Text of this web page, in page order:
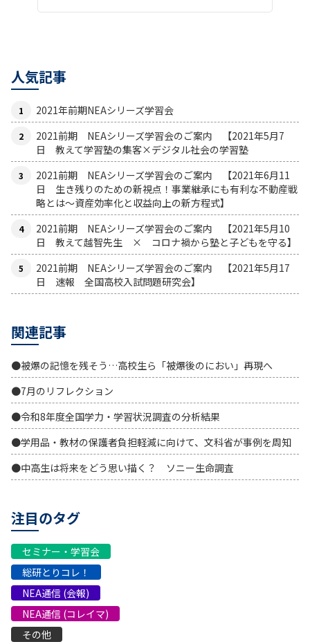
人気記事
2021年前期NEAシリーズ学習会
2021前期 NEAシリーズ学習会のご案内 【2021年5月7
日 教えて学習塾の集客×デジタル社会の学習塾
2021前期 NEAシリーズ学習会のご案内 【2021年6月11
日 生き残りのための新視点！事業継承にも有利な不動産戦
略とは〜資産効率化と収益向上の新方程式】
2021前期 NEAシリーズ学習会のご案内 【2021年5月10
日 教えて越智先生 × コロナ禍から塾と子どもを守る】
2021前期 NEAシリーズ学習会のご案内 【2021年5月17
日 速報 全国高校入試問題研究会】
関連記事
●被爆の記憶を残そう…高校生ら「被爆後のにおい」再現へ
●7月のリフレクション
●令和8年度全国学力・学習状況調査の分析結果
●学用品・教材の保護者負担軽減に向けて、文科省が事例を周知
●中高生は将来をどう思い描く？ ソニー生命調査
注目のタグ
セミナー・学習会
総研とりコレ！
NEA通信 (会報)
NEA通信 (コレイマ)
その他